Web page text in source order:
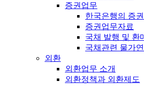
증권업무
한국은행의 증
증권업무자료
국채 발행 및 환
국채관련 물가
외환
외환업무 소개
외환정책과 외환제도